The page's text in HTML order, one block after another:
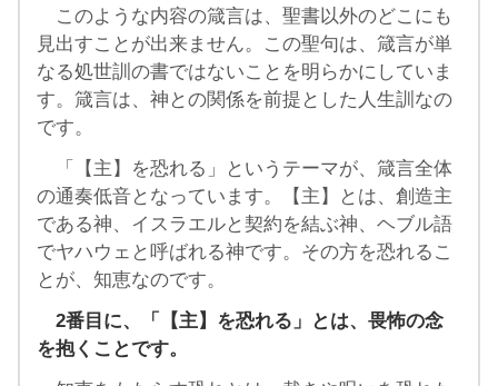
このような内容の箴言は、聖書以外のどこにも
見出すことが出来ません。この聖句は、箴言が単
なる処世訓の書ではないことを明らかにしていま
す。箴言は、神との関係を前提とした人生訓なの
です。
「【主】を恐れる」というテーマが、箴言全体
の通奏低音となっています。【主】とは、創造主
である神、イスラエルと契約を結ぶ神、ヘブル語
でヤハウェと呼ばれる神です。その方を恐れるこ
とが、知恵なのです。
2番目に、「【主】を恐れる」とは、畏怖の念
を抱くことです。